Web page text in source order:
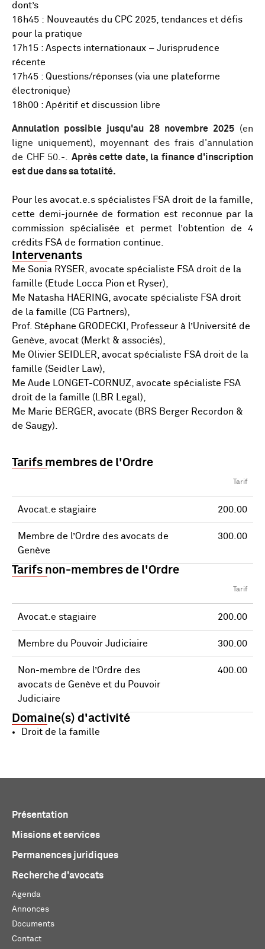
dont’s
16h45 : Nouveautés du CPC 2025, tendances et défis
pour la pratique
17h15 : Aspects internationaux – Jurisprudence
récente
17h45 : Questions/réponses (via une plateforme
électronique)
18h00 : Apéritif et discussion libre
Annulation possible jusqu'au 28 novembre 2025(en
ligne uniquement), moyennant des frais d'annulation
de CHF 50.-. Après cette date, la finance d'inscription
est due dans sa totalité.
Pour les avocat.e.s spécialistes FSA droit de la famille,
cette demi-journée de formation est reconnue par la
commission spécialisée et permet l’obtention de 4
crédits FSA de formation continue.
Intervenants
Me Sonia RYSER, avocate spécialiste FSA droit de la
famille (Etude Locca Pion et Ryser),
Me Natasha HAERING, avocate spécialiste FSA droit
de la famille (CG Partners),
Prof. Stéphane GRODECKI, Professeur à l’Université de
Genève, avocat (Merkt & associés),
Me Olivier SEIDLER, avocat spécialiste FSA droit de la
famille (Seidler Law),
Me Aude LONGET-CORNUZ, avocate spécialiste FSA
droit de la famille (LBR Legal),
Me Marie BERGER, avocate (BRS Berger Recordon &
de Saugy).
Tarifs membres de l'Ordre
Tarif
Avocat.e stagiaire 200.00
Membre de l’Ordre des avocats de
Genève
300.00
Tarifs non-membres de l'Ordre
Tarif
Avocat.e stagiaire 200.00
Membre du Pouvoir Judiciaire 300.00
Non-membre de l’Ordre des
avocats de Genève et du Pouvoir
Judiciaire
400.00
Domaine(s) d'activité
Droit de la famille
Présentation
Missions et services
Permanences juridiques
Recherche d'avocats
Agenda
Annonces
Documents
Contact